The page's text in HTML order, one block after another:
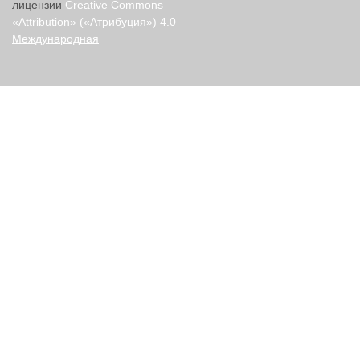
лицензии Creative Commons
«Attribution» («Атрибуция») 4.0
Международная